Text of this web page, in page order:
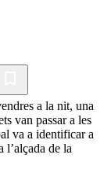
a la nit, una
van passar a les
va a identificar a
l’alçada de la